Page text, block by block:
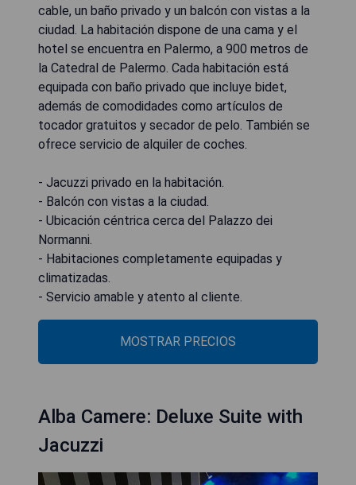
cable, un baño privado y un balcón con vistas a la
ciudad. La habitación dispone de una cama y el
hotel se encuentra en Palermo, a 900 metros de
la Catedral de Palermo. Cada habitación está
equipada con baño privado que incluye bidet,
además de comodidades como artículos de
tocador gratuitos y secador de pelo. También se
ofrece servicio de alquiler de coches.
- Jacuzzi privado en la habitación.
- Balcón con vistas a la ciudad.
- Ubicación céntrica cerca del Palazzo dei
Normanni.
- Habitaciones completamente equipadas y
climatizadas.
- Servicio amable y atento al cliente.
MOSTRAR PRECIOS
Alba Camere: Deluxe Suite with
Jacuzzi